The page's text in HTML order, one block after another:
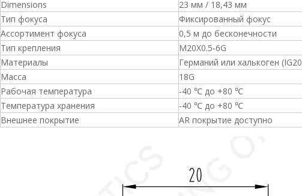
Dimensions
23 мм / 18,43 мм
Тип фокуса
Фиксированный фокус
Ассортимент фокуса
0,5 м до бесконечности
Тип крепления
M20X0.5-6G
Материалы
Германий или халькоген
Масса
18G
Рабочая температура
-40 ℃ до +80 ℃
Температура хранения
-40 ℃ до +80 ℃
Внешнее покрытие
AR покрытие доступно